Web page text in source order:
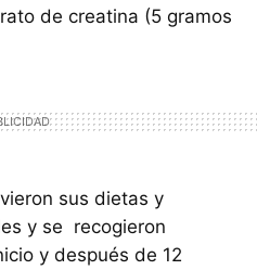
de creatina (5 gramos
sus dietas y
y se recogieron
y después de 12